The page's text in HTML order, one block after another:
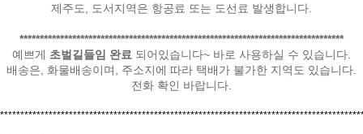
제주도, 도서지역은 항공료 또는 도선료 발생합니다.
********************************************************************************
예쁘게 초벌길들임 완료 되어있습니다~ 바로 사용하실 수 있습니다.
배송은, 화물배송이며, 주소지에 따라 택배가 불가한 지역도 있습니다.
전화 확인 바랍니다.